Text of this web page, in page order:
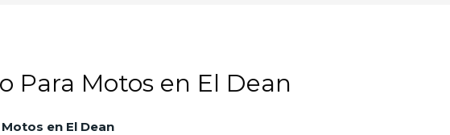
Para Motos en El Dean
en El Dean